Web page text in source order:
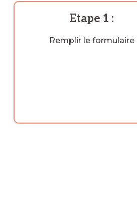
Etape 1 :
Remplir le formulaire